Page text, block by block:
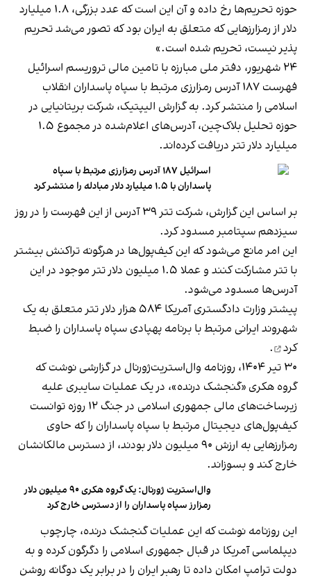
حوزه تحریم‌ها رخ داده و آن این است که عدد بزرگی، ۱.۸ میلیارد
دلار از رمزارز‌هایی که متعلق به ایران بود که تصور می‌شد تحریم
پذیر نیست، تحریم شده است.»
۲۴ شهریور، دفتر ملی مبارزه با تامین مالی تروریسم اسرائیل
فهرست ۱۸۷ آدرس رمزارزی مرتبط با سپاه پاسداران انقلاب
اسلامی را منتشر کرد. به گزارش الیپتیک، شرکت بریتانیایی در
حوزه‌ تحلیل بلاک‌چین، آدرس‌های اعلام‌شده در مجموع ۱.۵
میلیارد دلار تتر دریافت کرده‌اند.
اسرائیل ۱۸۷ آدرس رمزارزی مرتبط با سپاه
پاسداران با ۱.۵ میلیارد دلار مبادله را منتشر کرد
بر اساس این گزارش، شرکت تتر ۳۹ آدرس از این فهرست را در روز
سیزدهم سپتامبر مسدود کرد.
این امر مانع می‌شود که این کیف‌پول‌ها در هرگونه تراکنش بیشتر
با تتر مشارکت کنند و عملا ۱.۵ میلیون دلار تتر موجود در این
آدرس‌ها مسدود می‌شود.
پیشتر وزارت دادگستری آمریکا ۵۸۴ هزار دلار تتر متعلق به یک
شهروند ایرانی مرتبط با برنامه پهپادی سپاه پاسداران را ضبط
کرد
.
۳۰ تیر ۱۴۰۴، روزنامه‌ وال‌استریت‌ژورنال در گزارشی نوشت که
گروه هکری «گنجشک درنده»، در یک عملیات سایبری علیه
زیرساخت‌های مالی جمهوری اسلامی در جنگ ۱۲ روزه توانست
کیف‌پول‌های دیجیتال مرتبط با سپاه پاسداران را که حاوی
رمزارزهایی به ارزش ۹۰ میلیون دلار بودند، از دسترس مالکانشان
خارج کند و بسوزاند.
وال‌استریت ژورنال: یک گروه هکری ۹۰ میلیون دلار
رمزارز سپاه پاسداران را از دسترس خارج کرد
این روزنامه نوشت که این عملیات گنجشک درنده، چارچوب
دیپلماسی آمریکا در قبال جمهوری اسلامی را دگرگون کرده و به
دولت ترامپ امکان داده تا رهبر ایران را در برابر یک دوگانه‌ روشن